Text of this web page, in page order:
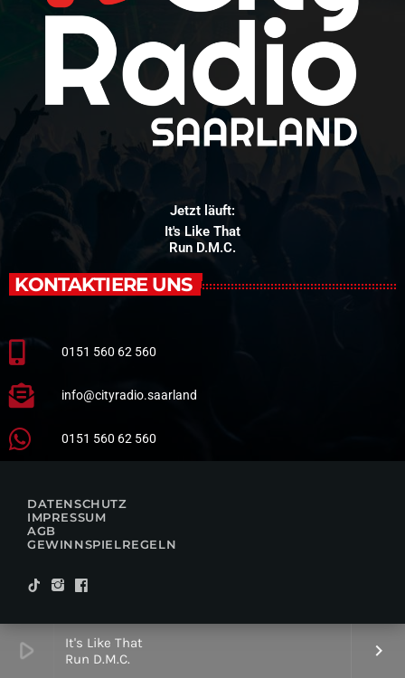
play_arrow
It's Like That
Run D.M.C.
keyboard_arrow_right
Jetzt läuft:
It's Like That
Run D.M.C.
KONTAKTIERE UNS
0151 560 62 560
info@cityradio.saarland
0151 560 62 560
DATENSCHUTZ
IMPRESSUM
AGB
GEWINNSPIELREGELN